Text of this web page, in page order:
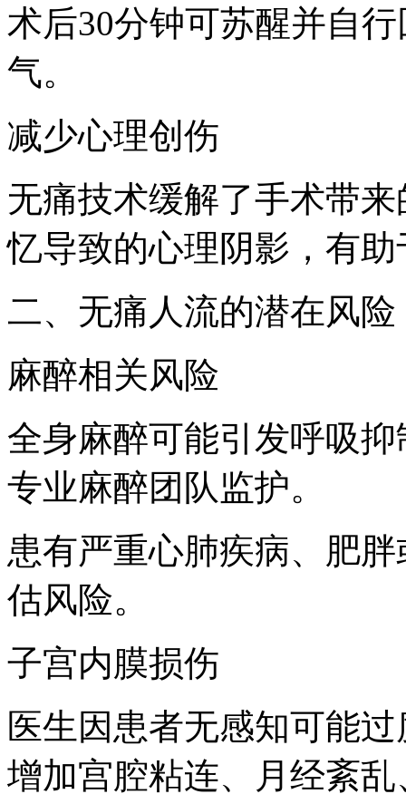
术后30分钟可苏醒并自
气。
减少心理创伤
无痛技术缓解了手术带
忆导致的心理阴影，有
二、无痛人流的潜在风险
麻醉相关风险
全身麻醉可能引发呼吸
专业麻醉团队监护。
患有严重心肺疾病、肥
估风险。
子宫内膜损伤
医生因患者无感知可能
增加宫腔粘连、月经紊